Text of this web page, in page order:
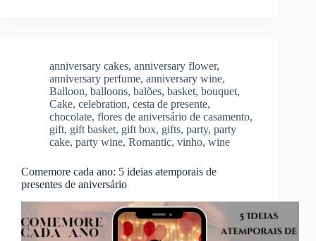
anniversary cakes, anniversary flower,
anniversary perfume, anniversary wine,
Balloon, balloons, balões, basket, bouquet,
Cake, celebration, cesta de presente,
chocolate, flores de aniversário de casamento,
gift, gift basket, gift box, gifts, party, party
cake, party wine, Romantic, vinho, wine
Comemore cada ano: 5 ideias atemporais de
presentes de aniversário